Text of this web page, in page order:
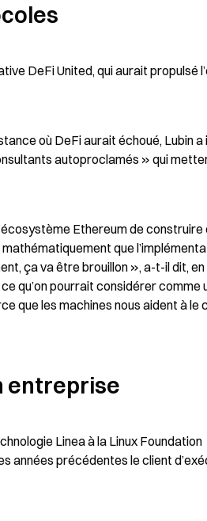
DeFi United, qui aurait propulsé
où DeFi aurait échoué, Lubin a
autoproclamés » qui
Ethereum de construire
que
ça va être brouillon », a-t-il dit,
qu’on pourrait considérer comme
que les machines nous aident à le
entreprise
Linea à la Linux Foundation
années précédentes le client